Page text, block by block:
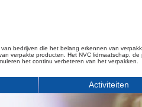
bedrijven die het belang erkennen van
verpakte producten. Het NVC lidmaatschap, de
het continu verbeteren van het verpakken.
Activiteiten